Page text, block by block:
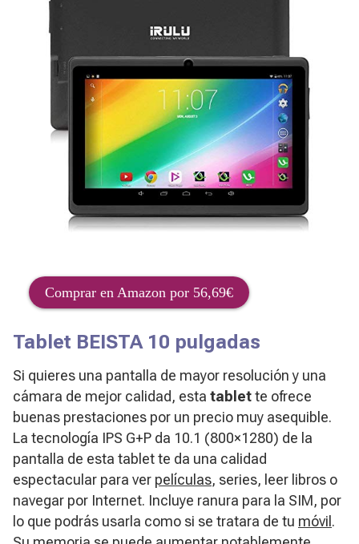
Comprar en Amazon por 56,69€
Tablet BEISTA 10 pulgadas
Si quieres una pantalla de mayor resolución y una
cámara de mejor calidad, esta tablette ofrece
buenas prestaciones por un precio muy asequible.
La tecnología IPS G+P da 10.1 (800×1280) de la
pantalla de esta tablet te da una calidad
espectacular para ver películas, series, leer libros o
navegar por Internet. Incluye ranura para la SIM, por
lo que podrás usarla como si se tratara de tu móvil.